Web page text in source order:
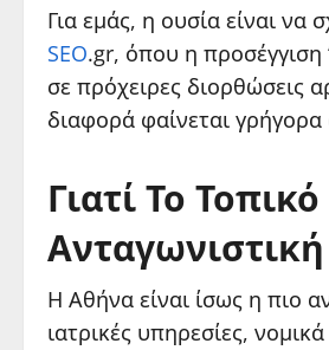
Για εμάς, η ουσία είναι να
SEO.gr, όπου η προσέγγιση
σε πρόχειρες διορθώσεις
διαφορά φαίνεται γρήγορα
Γιατί Το
Η Αθήνα είναι ίσως η πιο
ιατρικές υπηρεσίες,